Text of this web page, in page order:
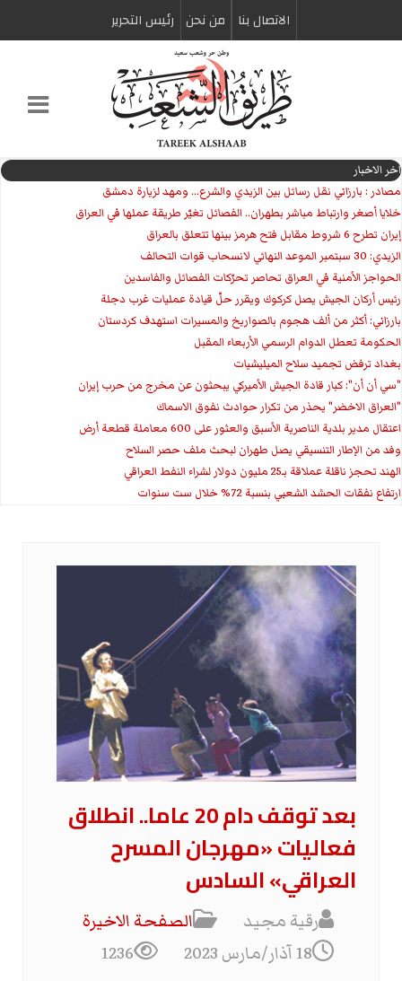
الاتصال بنا من نحن رئیس التحریر
اخر الاخبار
مصادر : بارزاني نقل رسائل بين الزيدي والشرع... ومهد لزيارة دمشق
خلايا أصغر وارتباط مباشر بطهران.. الفصائل تغيّر طريقة عملها في العراق
إيران تطرح 6 شروط مقابل فتح هرمز بينها تتعلق بالعراق
الزيدي: 30 سبتمبر الموعد النهائي لانسحاب قوات التحالف
الحواجز الأمنية في العراق تحاصر تحرّكات الفصائل والفاسدين
رئيس أركان الجيش يصل كركوك ويقرر حلّ قيادة عمليات غرب دجلة
بارزاني: أكثر من ألف هجوم بالصواريخ والمسيرات استهدف كردستان
الحكومة تعطل الدوام الرسمي الأربعاء المقبل
بغداد ترفض تجميد سلاح الميليشيات
"سي أن أن": كبار قادة الجيش الأميركي يبحثون عن مخرج من حرب إيران
"العراق الاخضر" يحذر من تكرار حوادث نفوق الاسماك
اعتقال مدير بلدية الناصرية الأسبق والعثور على 600 معاملة قطعة أرض
وفد من الإطار التنسيقي يصل طهران لبحث ملف حصر السلاح
الهند تحجز ناقلة عملاقة بـ25 مليون دولار لشراء النفط العراقي
ارتفاع نفقات الحشد الشعبي بنسبة 72% خلال ست سنوات
بعد توقف دام 20 عاما.. انطلاق
فعاليات «مهرجان المسرح
العراقي» السادس
رقية مجيد
الصفحة الاخیرة
18 آذار/مارس 2023
1236